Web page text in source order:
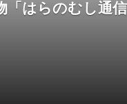
「はらのむし通